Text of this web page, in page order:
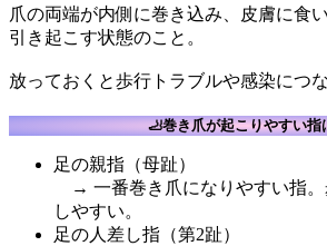
爪の両端が内側に巻き込み、皮膚に食
引き起こす状態のこと。
放っておくと歩行トラブルや感染に
🦶巻き爪が起こりやすい指
足の親指（母趾）
→ 一番巻き爪になりやすい指。
しやすい。
足の人差し指（第2趾）